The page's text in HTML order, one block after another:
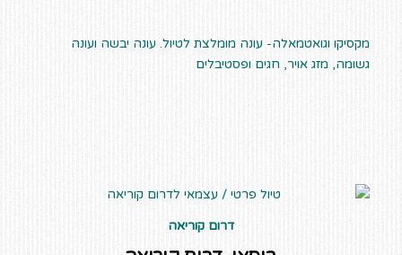
מקסיקו וגואטמאלה- עונה מומלצת לטיול. עונה יבשה ועונה
גשומה, מזג אויר, חגים ופסטיבלים
דרום קוריאה